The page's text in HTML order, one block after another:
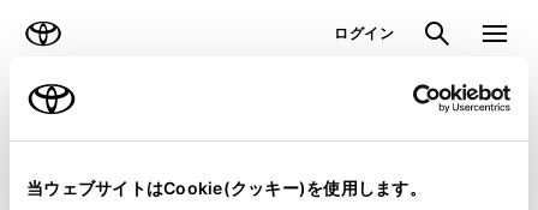
当ウェブサイトはCookie(クッキー)を使用します。
ログイン 検索 メニュ
ラインアップ トピックス
見積りシミュレーション